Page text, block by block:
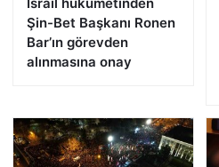
Şin-Bet Başkanı Ronen
Bar’ın görevden
alınmasına onay